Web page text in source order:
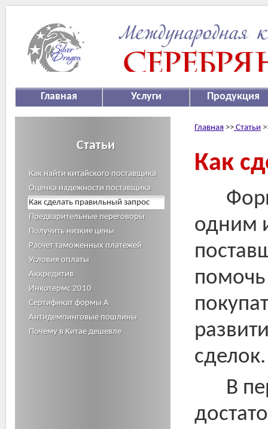
Главная Услуги Продукция
Статьи
Как найти китайского поставщика
Оценка надежности поставщика
Как сделать правильный запрос
Предварительные переговоры
Получить низкие цены
Расчет таможенных платежей
Условия оплаты
Аккредитив
Инкотермс 2010
Сертификат формы А
Антидемпинговые пошлины
Почему в Китае дешевле
Главная >> Статьи
Как
одним
В